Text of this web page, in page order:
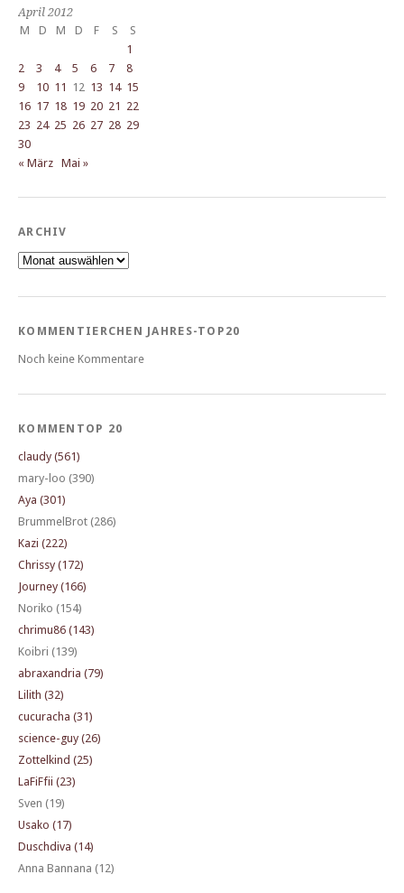
April 2012
M
D M D F S
S
1
2
3 4 5 6 7
8
9
10 11 12 13 14 15
16 17 18 19 20 21 22
23 24 25 26 27 28 29
30
« März Mai »
ARCHIV
Archiv
KOMMENTIERCHEN JAHRES-TOP20
Noch keine Kommentare
KOMMENTOP 20
claudy (561)
mary-loo (390)
Aya (301)
BrummelBrot (286)
Kazi (222)
Chrissy (172)
Journey (166)
Noriko (154)
chrimu86 (143)
Koibri (139)
abraxandria (79)
Lilith (32)
cucuracha (31)
science-guy (26)
Zottelkind (25)
LaFiFfii (23)
Sven (19)
Usako (17)
Duschdiva (14)
Anna Bannana (12)